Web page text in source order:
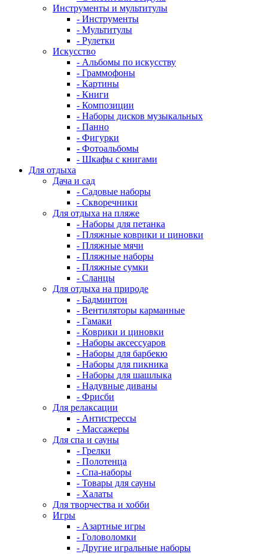
Инструменты и мультитулы
- Инструменты
- Мультитулы
- Рулетки
Искусство
- Альбомы по искусству
- Граммофоны
- Картины
- Книги
- Композиции
- Наборы дисков музыкальных
- Панно
- Фигурки
- Фотоальбомы
- Шкафы с книгами
Для отдыха
Дача и сад
- Садовые наборы
- Скворечники
Для отдыха на пляже
- Наборы для петанка
- Пляжные коврики и циновки
- Пляжные мячи
- Пляжные наборы
- Пляжные сумки
- Сланцы
Для отдыха на природе
- Бадминтон
- Вентиляторы карманные
- Гамаки
- Коврики и циновки
- Наборы аксессуаров
- Наборы для барбекю
- Наборы для пикника
- Наборы для шашлыка
- Надувные диваны
- Фрисби
Для релаксации
- Антистрессы
- Массажеры
Для спа и сауны
- Грелки
- Полотенца
- Спа-наборы
- Товары для сауны
- Халаты
Для творчества и хобби
Игры
- Азартные игры
- Головоломки
- Другие игральные наборы